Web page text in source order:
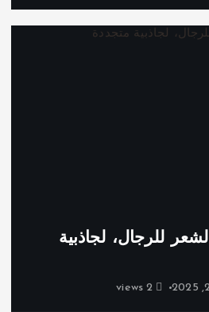
للرجال، لجاذبية
2 views